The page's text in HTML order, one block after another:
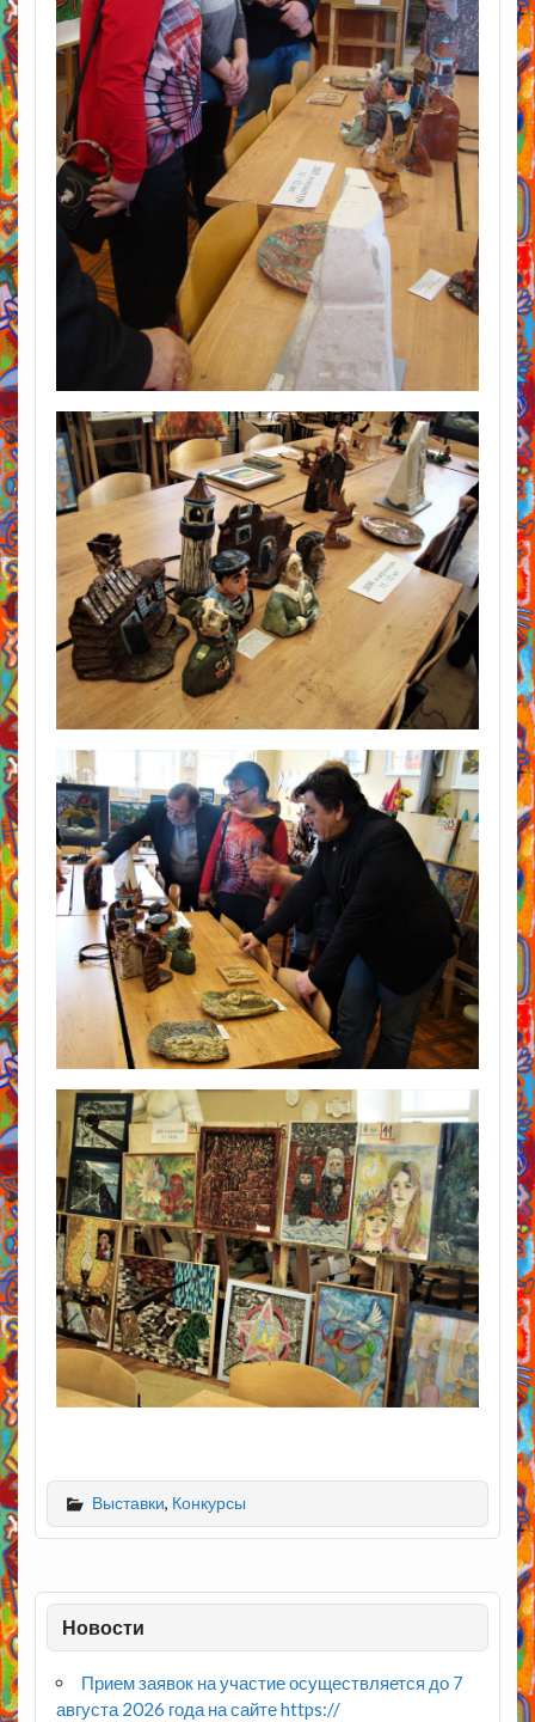
Выставки, Конкурсы
Новости
Прием заявок на участие осуществляется до 7
августа 2026 года на сайте https://